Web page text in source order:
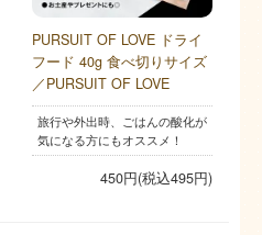
PURSUIT OF LOVE ドライ
フード 40g 食べ切りサイズ
／PURSUIT OF LOVE
旅行や外出時、ごはんの酸化が
気になる方にもオススメ！
450円(税込495円)